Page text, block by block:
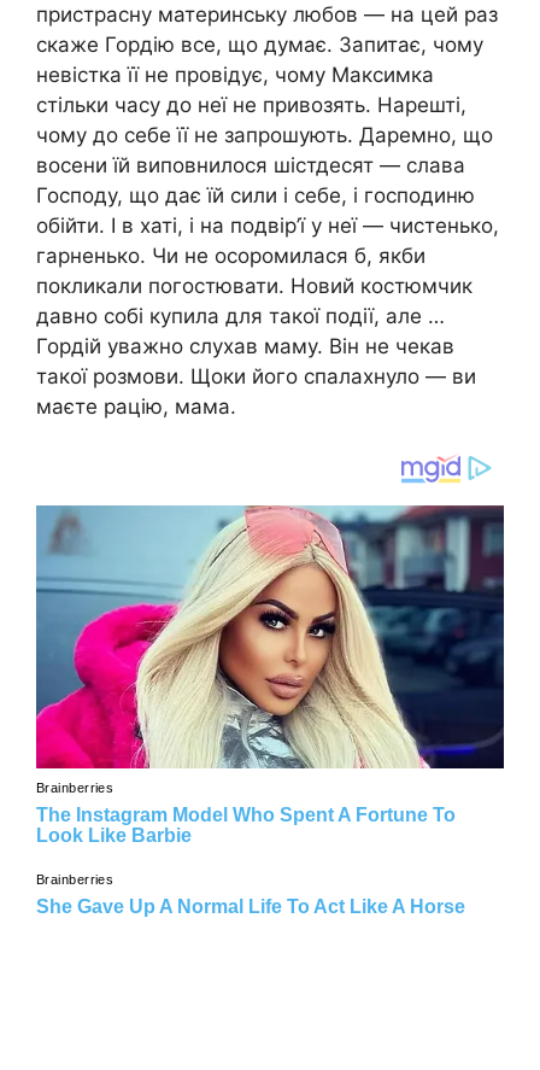
пристрасну материнську любов — на цей раз
скаже Гордію все, що думає. Запитає, чому
невістка її не провідує, чому Максимка
стільки часу до неї не привозять. Нарешті,
чому до себе її не запрошують. Даремно, що
восени їй виповнилося шістдесят — слава
Господу, що дає їй сили і себе, і господиню
обійти. І в хаті, і на подвір’ї у неї — чистенько,
гарненько. Чи не осоромилася б, якби
покликали погостювати. Новий костюмчик
давно собі купила для такої події, але …
Гордій уважно слухав маму. Він не чекав
такої розмови. Щоки його спалахнуло — ви
маєте рацію, мама.